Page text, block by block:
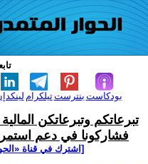
تيلكرامبنترست بودكاست
تبرعاتكم وتبرعاتكن
فشاركونا في دعم
[اشترك في قناة